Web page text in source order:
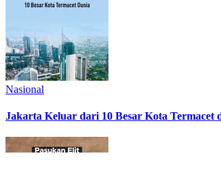
Nasional
Jakarta Keluar dari 10 Besar Kota Termacet